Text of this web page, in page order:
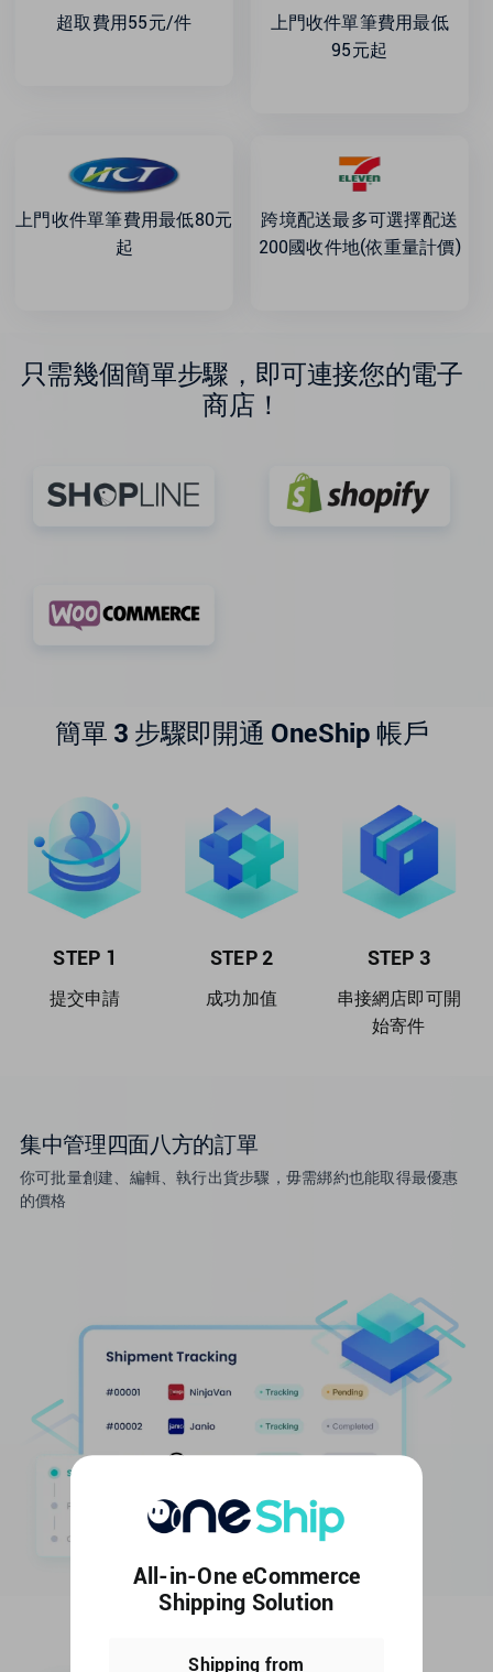
超取費用55元/件
上門收件單筆費用最低
95元起
上門收件單筆費用最低80元
起
跨境配送最多可選擇配送
200國收件地(依重量計價)
只需幾個簡單步驟，即可連接您的電子
商店！
簡單 3 步驟即開通 OneShip 帳戶
STEP 1
提交申請
STEP 2
成功加值
STEP 3
串接網店即可開
始寄件
集中管理四面八方的訂單
你可批量創建、編輯、執行出貨步驟，毋需綁約也能取得最優惠
的價格
All-in-One eCommerce
Shipping Solution
Shipping from